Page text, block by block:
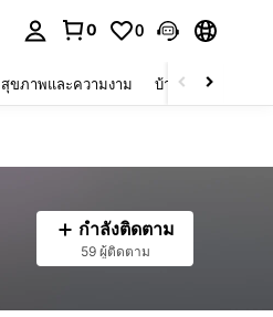
0 0
สุขภาพและความงาม บ้านและที่อยู่อาศัย
กำลังติดตาม
59 ผู้ติดตาม